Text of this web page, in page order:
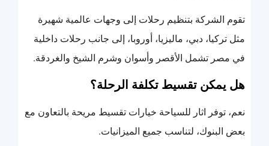
تقوم الشركة بتنظيم رحلات إلى وجهات عالمية شهيرة
مثل تركيا، دبي، ماليزيا، أوروبا، إلى جانب رحلات داخلية
في مصر تشمل الأقصر وأسوان وشرم الشيخ والغردقة.
هل يمكن تقسيط تكلفة الرحلة؟
نعم، توفر اثار للسياحة خيارات تقسيط مريحة بالتعاون مع
بعض البنوك، لتناسب جميع الميزانيات.